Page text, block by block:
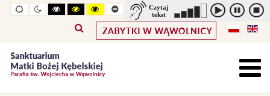
Widok
standardowy
Widok
nocny
Wysoki
kontrast
tryb
czarno
Wysoki
kontrast
tryb
czarno
Wysoki
kontrast
tryb
żółto
-
Pomniejszony
rozmiar
czcionki
Powiększony
rozmiar
czcionki
Zwiększ
odstępy
pomiędzy
literami
Standarowy
rozmiar
czcionki